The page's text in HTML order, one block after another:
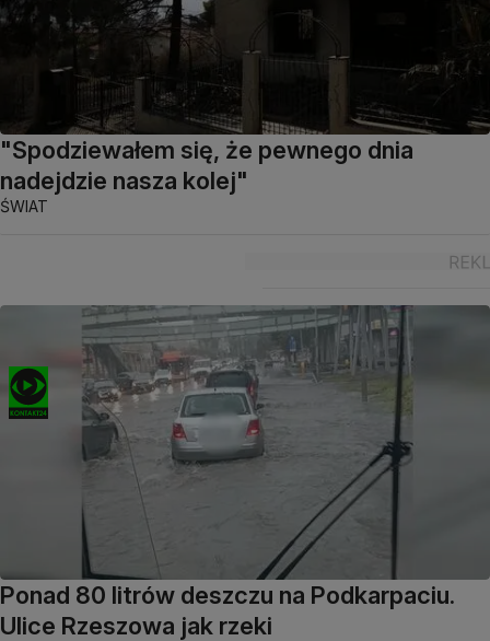
"Spodziewałem się, że pewnego dnia
nadejdzie nasza kolej"
ŚWIAT
Ponad 80 litrów deszczu na Podkarpaciu.
Ulice Rzeszowa jak rzeki